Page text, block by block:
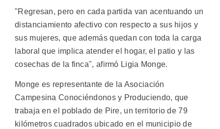
"Regresan, pero en cada partida van acentuando un
distanciamiento afectivo con respecto a sus hijos y
sus mujeres, que además quedan con toda la carga
laboral que implica atender el hogar, el patio y las
cosechas de la finca", afirmó Ligia Monge.
Monge es representante de la Asociación
Campesina Conociéndonos y Produciendo, que
trabaja en el poblado de Pire, un territorio de 79
kilómetros cuadrados ubicado en el municipio de